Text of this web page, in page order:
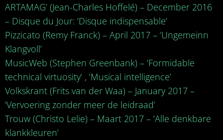
ARTAMAG’ (Jean-Charles Hoffelé) – December 2016
– Disque du Jour: ‘Disque indispensable’
Pizzicato (Remy Franck) – April 2017 – ‘Ungemeinn
Klangvoll’
MusicWeb (Stephen Greenbank) – ‘Formidable
technical virtuosity’ , ‘Musical intelligence’
Volkskrant (Frits van der Waa) – January 2017 –
‘Vervoering zonder meer de leidraad’
Trouw (Christo Lelie) – Maart 2017 – ‘Alle denkbare
klankkleuren’